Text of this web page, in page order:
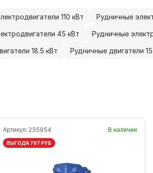
110 кВт Рудничные
45 кВт Рудничные
18.5 кВт Рудничные двигатели
Артикул: 235954 В наличии
ВЫГОДА 797 РУБ